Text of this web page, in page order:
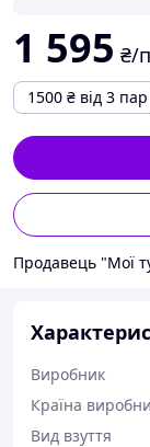
1 595 ₴/
1500 ₴ від 3 пар
Виробник
Країна
Вид взуття